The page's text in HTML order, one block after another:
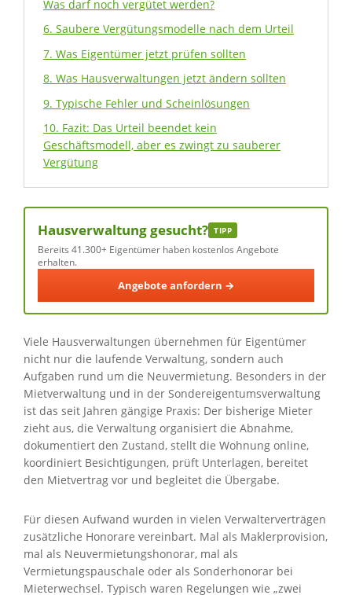
Was darf noch vergütet werden?
6. Saubere Vergütungsmodelle nach dem Urteil
7. Was Eigentümer jetzt prüfen sollten
8. Was Hausverwaltungen jetzt ändern sollten
9. Typische Fehler und Scheinlösungen
10. Fazit: Das Urteil beendet kein
Geschäftsmodell, aber es zwingt zu sauberer
Vergütung
Hausverwaltung gesucht? TIPP
Bereits 41.300+ Eigentümer haben kostenlos Angebote
erhalten.
Angebote anfordern →
Viele Hausverwaltungen übernehmen für Eigentümer
nicht nur die laufende Verwaltung, sondern auch
Aufgaben rund um die Neuvermietung. Besonders in der
Mietverwaltung und in der Sondereigentumsverwaltung
ist das seit Jahren gängige Praxis: Der bisherige Mieter
zieht aus, die Verwaltung organisiert die Abnahme,
dokumentiert den Zustand, stellt die Wohnung online,
koordiniert Besichtigungen, prüft Unterlagen, bereitet
den Mietvertrag vor und begleitet die Übergabe.
Für diesen Aufwand wurden in vielen Verwalterverträgen
zusätzliche Honorare vereinbart. Mal als Maklerprovision,
mal als Neuvermietungshonorar, mal als
Vermietungspauschale oder als Sonderhonorar bei
Mieterwechsel. Typisch waren Regelungen wie „zwei